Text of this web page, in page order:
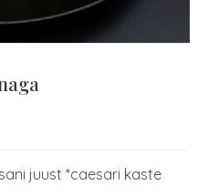
juust *caesari kaste